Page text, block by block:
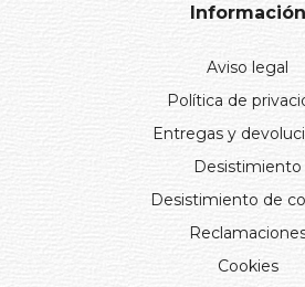
Información
Aviso legal
Política de
Entregas y
Desistimiento
Desistimiento de
Cookies